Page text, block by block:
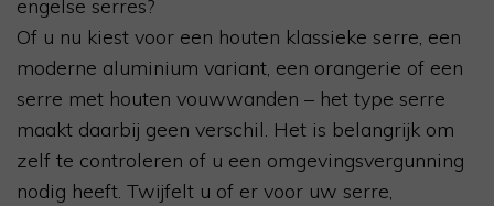
engelse serres?
Of u nu kiest voor een houten klassieke serre, een
moderne aluminium variant, een orangerie of een
serre met houten vouwwanden – het type serre
maakt daarbij geen verschil. Het is belangrijk om
zelf te controleren of u een omgevingsvergunning
nodig heeft. Twijfelt u of er voor uw serre,